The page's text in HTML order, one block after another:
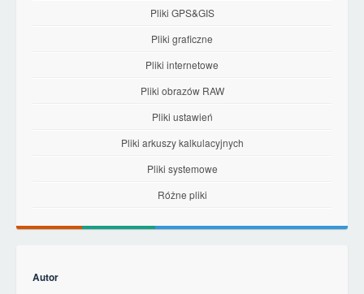
Pliki GPS&GIS
Pliki graficzne
Pliki internetowe
Pliki obrazów RAW
Pliki ustawień
Pliki arkuszy kalkulacyjnych
Pliki systemowe
Różne pliki
Autor